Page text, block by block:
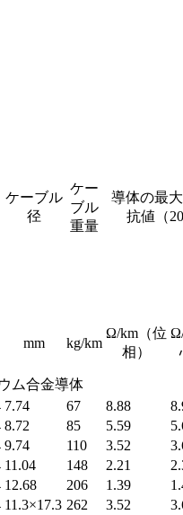
ケーブル
径
ケー
ブル
重量
導体の最
抗値（
mm kg/km
Ω/km（位
相）
ム合金導体
7.74 67 8.88
8.72 85 5.59
9.74 110 3.52
11.04 148 2.21
12.68 206 1.39
11.3×17.3 262 3.52